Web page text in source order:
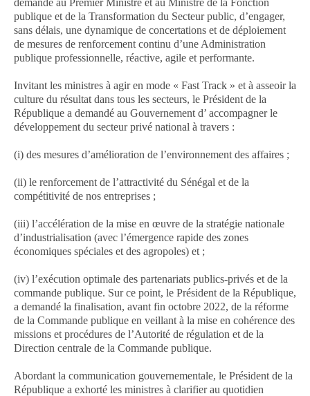
publique et de la Transformation du Secteur public, d’engager,
sans délais, une dynamique de concertations et de déploiement
de mesures de renforcement continu d’une Administration
publique professionnelle, réactive, agile et performante.
Invitant les ministres à agir en mode « Fast Track » et à asseoir la
culture du résultat dans tous les secteurs, le Président de la
République a demandé au Gouvernement d’ accompagner le
développement du secteur privé national à travers :
(i) des mesures d’amélioration de l’environnement des affaires ;
(ii) le renforcement de l’attractivité du Sénégal et de la
compétitivité de nos entreprises ;
(iii) l’accélération de la mise en œuvre de la stratégie nationale
d’industrialisation (avec l’émergence rapide des zones
économiques spéciales et des agropoles) et ;
(iv) l’exécution optimale des partenariats publics-privés et de la
commande publique. Sur ce point, le Président de la République,
a demandé la finalisation, avant fin octobre 2022, de la réforme
de la Commande publique en veillant à la mise en cohérence des
missions et procédures de l’Autorité de régulation et de la
Direction centrale de la Commande publique.
Abordant la communication gouvernementale, le Président de la
République a exhorté les ministres à clarifier au quotidien